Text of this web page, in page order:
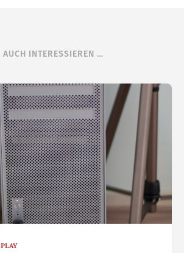
INTERESSIEREN …